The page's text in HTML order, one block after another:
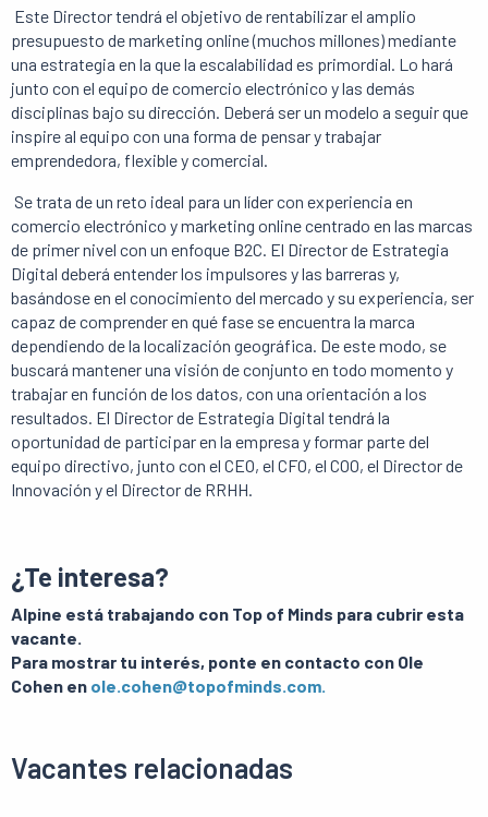
Este Director tendrá el objetivo de rentabilizar el amplio
presupuesto de marketing online (muchos millones) mediante
una estrategia en la que la escalabilidad es primordial. Lo hará
junto con el equipo de comercio electrónico y las demás
disciplinas bajo su dirección. Deberá ser un modelo a seguir que
inspire al equipo con una forma de pensar y trabajar
emprendedora, flexible y comercial.
Se trata de un reto ideal para un líder con experiencia en
comercio electrónico y marketing online centrado en las marcas
de primer nivel con un enfoque B2C. El Director de Estrategia
Digital deberá entender los impulsores y las barreras y,
basándose en el conocimiento del mercado y su experiencia, ser
capaz de comprender en qué fase se encuentra la marca
dependiendo de la localización geográfica. De este modo, se
buscará mantener una visión de conjunto en todo momento y
trabajar en función de los datos, con una orientación a los
resultados. El Director de Estrategia Digital tendrá la
oportunidad de participar en la empresa y formar parte del
equipo directivo, junto con el CEO, el CFO, el COO, el Director de
Innovación y el Director de RRHH.
¿Te interesa?
Alpine está trabajando con Top of Minds para cubrir esta
vacante.
Para mostrar tu interés, ponte en contacto con Ole
Cohen en ole.cohen@topofminds.com.
Vacantes relacionadas